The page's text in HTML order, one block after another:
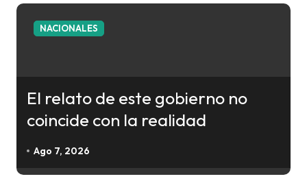
a
NACIONALES
El relato de este gobierno no
coincide con la realidad
Ago 7, 2026